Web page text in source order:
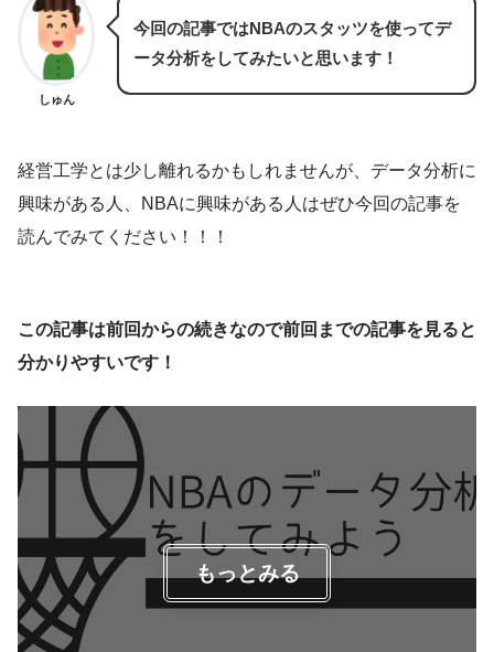
しゅん
今回の記事ではNBAのスタッツを使ってデ
ータ分析をしてみたいと思います！
経営工学とは少し離れるかもしれませんが、データ分析に
興味がある人、NBAに興味がある人はぜひ今回の記事を
読んでみてください！！！
この記事は前回からの続きなので前回までの記事を見ると
分かりやすいです！
もっとみる